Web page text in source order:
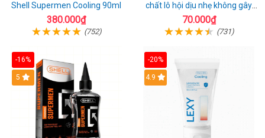
Shell Supermen Cooling 90ml
380.000₫
(752)
chất lô hội dịu nhẹ không gây
kích ứng
70.000₫
(731)
-16%
Hot
5
-20%
Hot
4.9